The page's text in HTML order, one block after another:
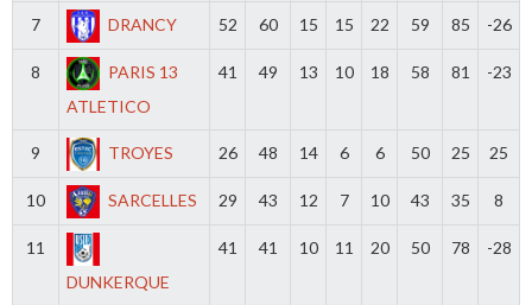
7 DRANCY 52 60 15 15 22 59 85 -26
8
PARIS 13
ATLETICO
41 49 13 10 18 58 81 -23
9 TROYES 26 48 14 6 6 50 25 25
10 SARCELLES 29 43 12 7 10 43 35 8
11
DUNKERQUE
41 41 10 11 20 50 78 -28